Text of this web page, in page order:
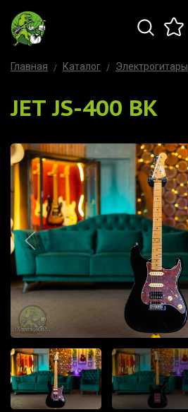
Главная Каталог Электрогитары
JET JS-400 BK